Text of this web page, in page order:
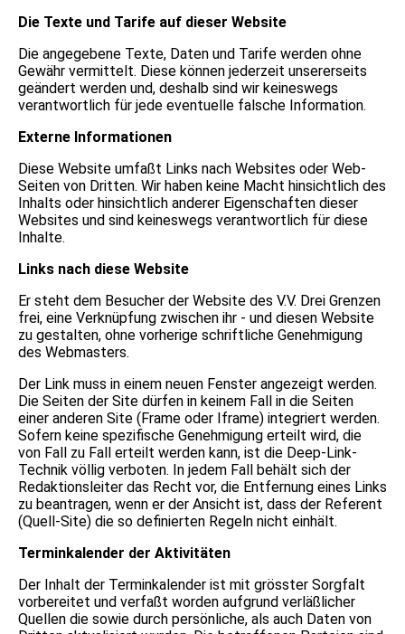
Die Texte und Tarife auf dieser Website
Die angegebene Texte, Daten und Tarife werden ohne
Gewähr vermittelt. Diese können jederzeit unsererseits
geändert werden und, deshalb sind wir keineswegs
verantwortlich für jede eventuelle falsche Information.
Externe Informationen
Diese Website umfaßt Links nach Websites oder Web-
Seiten von Dritten. Wir haben keine Macht hinsichtlich des
Inhalts oder hinsichtlich anderer Eigenschaften dieser
Websites und sind keineswegs verantwortlich für diese
Inhalte.
Links nach diese Website
Er steht dem Besucher der Website des V.V. Drei Grenzen
frei, eine Verknüpfung zwischen ihr - und diesen Website
zu gestalten, ohne vorherige schriftliche Genehmigung
des Webmasters.
Der Link muss in einem neuen Fenster angezeigt werden.
Die Seiten der Site dürfen in keinem Fall in die Seiten
einer anderen Site (Frame oder Iframe) integriert werden.
Sofern keine spezifische Genehmigung erteilt wird, die
von Fall zu Fall erteilt werden kann, ist die Deep-Link-
Technik völlig verboten. In jedem Fall behält sich der
Redaktionsleiter das Recht vor, die Entfernung eines Links
zu beantragen, wenn er der Ansicht ist, dass der Referent
(Quell-Site) die so definierten Regeln nicht einhält.
Terminkalender der Aktivitäten
Der Inhalt der Terminkalender ist mit grösster Sorgfalt
vorbereitet und verfaßt worden aufgrund verläßlicher
Quellen die sowie durch persönliche, als auch Daten von